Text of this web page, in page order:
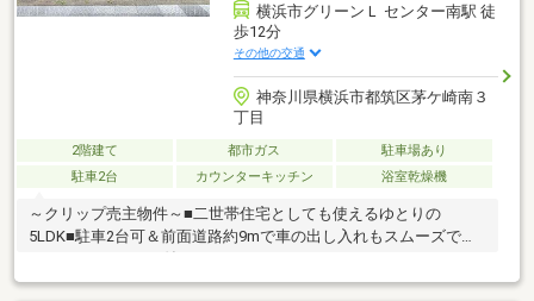
横浜市グリーンＬ センター南駅 徒
歩12分
その他の交通
神奈川県横浜市都筑区茅ケ崎南３
丁目
2階建て 都市ガス
駐車場あり
駐車2台
カウンターキッチン 浴室乾燥機
～クリップ売主物件～■二世帯住宅としても使えるゆとりの
5LDK■駐車2台可＆前面道路約9mで車の出し入れもスムーズで
す！■ウッドデッキ付き♪